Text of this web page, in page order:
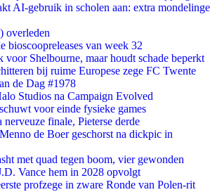
AI-gebruik in scholen aan: extra mondelinge
overleden
bioscoopreleases van week 32
voor Shelbourne, maar houdt schade beperkt
bij ruime Europese zege FC Twente
de Dag #1978
Studios na Campaign Evolved
voor einde fysieke games
finale, Pieterse derde
de Boer geschorst na dickpic in
met quad tegen boom, vier gewonden
Vance hem in 2028 opvolgt
profzege in zware Ronde van Polen-rit